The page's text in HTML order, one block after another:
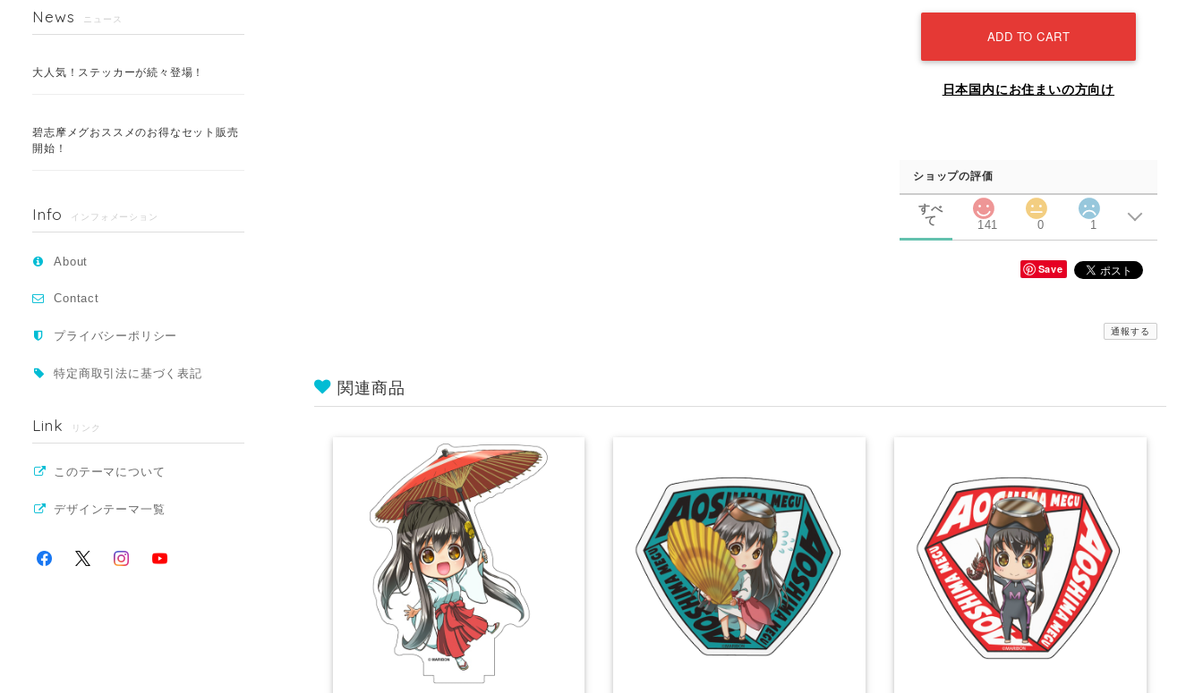
News ニュース
大人気！ステッカーが続々登場！
碧志摩メグおススメのお得なセット販売
開始！
Info インフォメーション
About
Contact
プライバシーポリシー
特定商取引法に基づく表記
Link リンク
このテーマについて
デザインテーマ一覧
ADD TO CART
日本国内にお住まいの方向け
ショップの評価
すべ
て
141 0 1
Save
通報する
関連商品